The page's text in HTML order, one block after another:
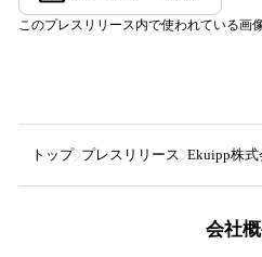
このプレスリリース内で使われている画
トップ プレスリリース Ekuipp株式
会社